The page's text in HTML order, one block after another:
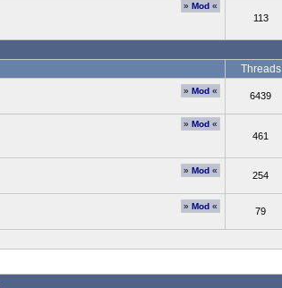
» Mod «
113
Threads
» Mod « 6439
» Mod «
461
» Mod « 254
» Mod « 79